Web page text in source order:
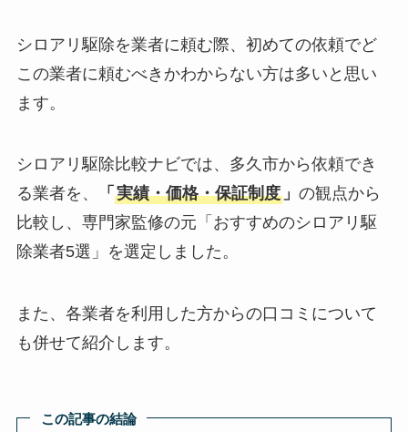
シロアリ駆除を業者に頼む際、初めての依頼でど
この業者に頼むべきかわからない方は多いと思い
ます。
シロアリ駆除比較ナビでは、多久市から依頼でき
る業者を、
「 実績・価格・保証制度」 の観点から
比較し、専門家監修の元「おすすめのシロアリ駆
除業者5選」を選定しました。
また、各業者を利用した方からの口コミについて
も併せて紹介します。
この記事の結論